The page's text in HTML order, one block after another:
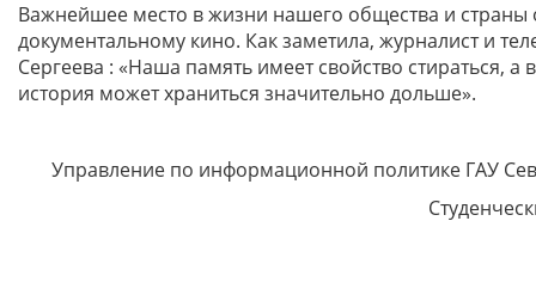
Важнейшее место в жизни нашего общества и страны
документальному кино. Как заметила, журналист и
Сергеева : «Наша память имеет свойство стираться, а
история может храниться значительно дольше».
Управление по информационной политике ГАУ